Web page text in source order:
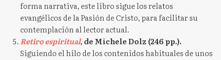
forma narrativa, este libro sigue los relatos
evangélicos de la Pasión de Cristo, para facilitar su
contemplación al lector actual.
Retiro espiritual, de Michele Dolz (246 pp.).
Siguiendo el hilo de los contenidos habituales de unos